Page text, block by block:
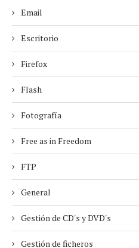
Email
Escritorio
Firefox
Flash
Fotografía
Free as in Freedom
FTP
General
Gestión de CD's y DVD's
Gestión de ficheros